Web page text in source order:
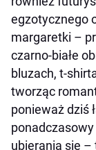
egzotycznego
margaretki –
czarno-białe
bluzach, t-
tworząc
ponieważ dziś
ubierania się –